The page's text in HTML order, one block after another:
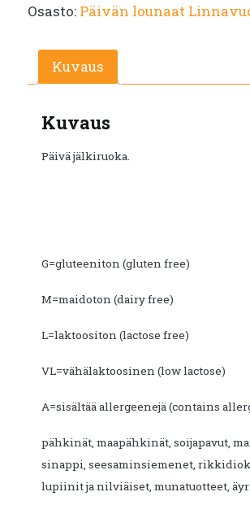
Osasto: Päivän lounaat
Kuvaus
Kuvaus
Päivä jälkiruoka.
G=gluteeniton (gluten free)
M=maidoton (dairy free)
L=laktoositon (lactose free)
VL=vähälaktoosinen (low lactose)
A=sisältää allergeenejä (contains
pähkinät, maapähkinät, soijapavut,
sinappi, seesaminsiemenet,
lupiinit ja nilviäiset, munatuotteet,